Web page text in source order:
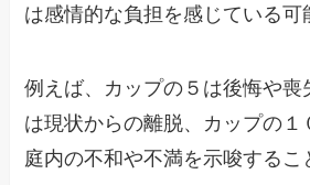
は感情的な負担を感じている可
例えば、カップの５は後悔や喪
は現状からの離脱、カップの１
庭内の不和や不満を示唆するこ